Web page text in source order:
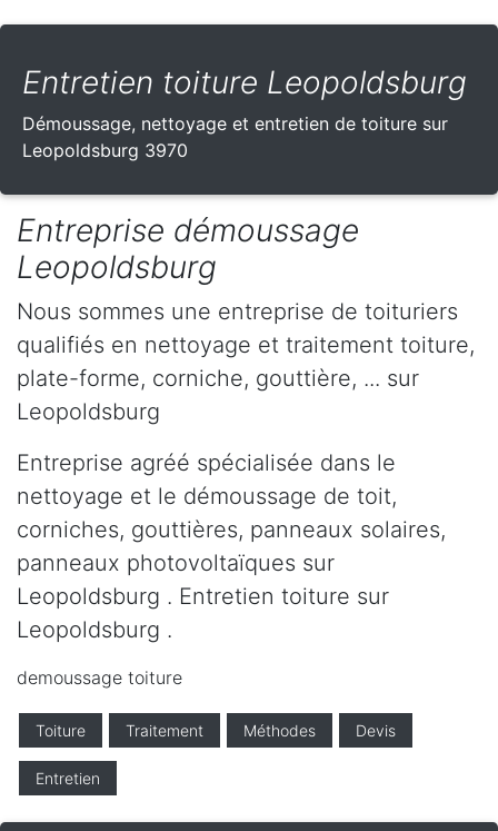
Entretien toiture Leopoldsburg
Démoussage, nettoyage et entretien de toiture sur
Leopoldsburg 3970
Entreprise démoussage
Leopoldsburg
Nous sommes une entreprise de toituriers
qualifiés en nettoyage et traitement toiture,
plate-forme, corniche, gouttière, ... sur
Leopoldsburg
Entreprise agréé spécialisée dans le
nettoyage et le démoussage de toit,
corniches, gouttières, panneaux solaires,
panneaux photovoltaïques sur
Leopoldsburg . Entretien toiture sur
Leopoldsburg .
demoussage toiture
Toiture Traitement Méthodes Devis
Entretien